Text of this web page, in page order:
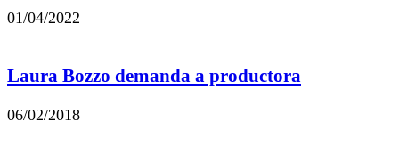
01/04/2022
Laura Bozzo demanda a productora
06/02/2018